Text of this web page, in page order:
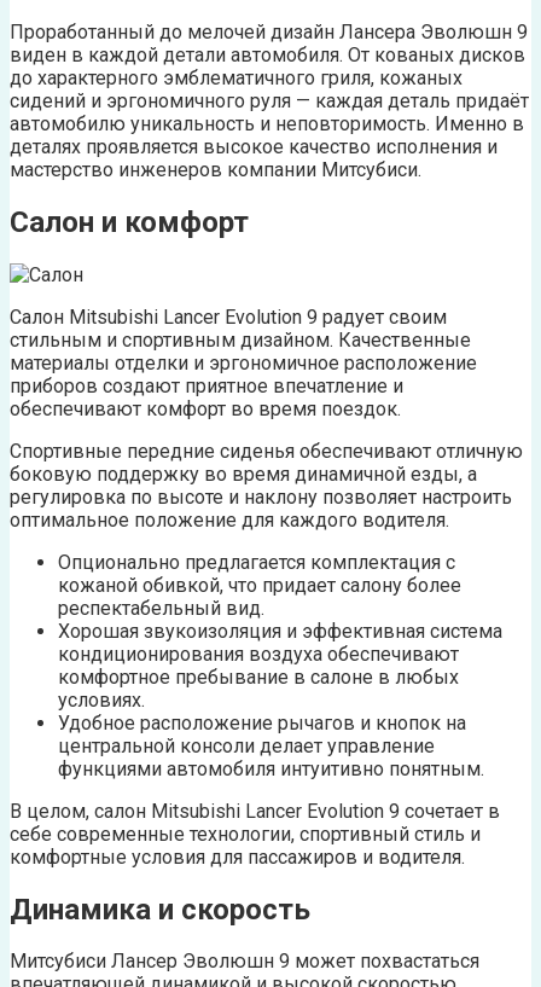
Проработанный до мелочей дизайн Лансера Эволюшн 9
виден в каждой детали автомобиля. От кованых дисков
до характерного эмблематичного гриля, кожаных
сидений и эргономичного руля — каждая деталь придаёт
автомобилю уникальность и неповторимость. Именно в
деталях проявляется высокое качество исполнения и
мастерство инженеров компании Митсубиси.
Салон и комфорт
Салон Mitsubishi Lancer Evolution 9 радует своим
стильным и спортивным дизайном. Качественные
материалы отделки и эргономичное расположение
приборов создают приятное впечатление и
обеспечивают комфорт во время поездок.
Спортивные передние сиденья обеспечивают отличную
боковую поддержку во время динамичной езды, а
регулировка по высоте и наклону позволяет настроить
оптимальное положение для каждого водителя.
Опционально предлагается комплектация с
кожаной обивкой, что придает салону более
респектабельный вид.
Хорошая звукоизоляция и эффективная система
кондиционирования воздуха обеспечивают
комфортное пребывание в салоне в любых
условиях.
Удобное расположение рычагов и кнопок на
центральной консоли делает управление
функциями автомобиля интуитивно понятным.
В целом, салон Mitsubishi Lancer Evolution 9 сочетает в
себе современные технологии, спортивный стиль и
комфортные условия для пассажиров и водителя.
Динамика и скорость
Митсубиси Лансер Эволюшн 9 может похвастаться